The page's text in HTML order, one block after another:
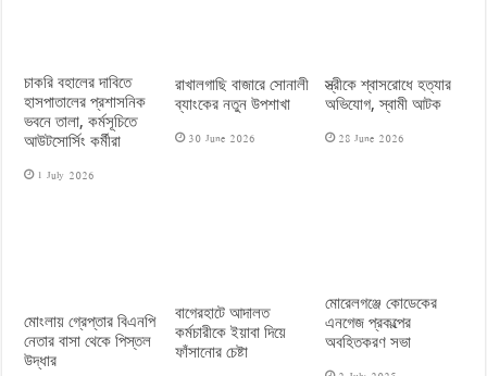
চাকরি বহালের দাবিতে
হাসপাতালের প্রশাসনিক
ভবনে তালা, কর্মসূচিতে
আউটসোর্সিং কর্মীরা
1 July 2026
রাখালগাছি বাজারে সোনালী
ব্যাংকের নতুন উপশাখা
30 June 2026
স্ত্রীকে শ্বাসরোধে হত্যার
অভিযোগ, স্বামী আটক
28 June 2026
মোংলায় গ্রেপ্তার বিএনপি
নেতার বাসা থেকে পিস্তল
উদ্ধার
বাগেরহাটে আদালত
কর্মচারীকে ইয়াবা দিয়ে
ফাঁসানোর চেষ্টা
মোরেলগঞ্জে কোডেকের
এনগেজ প্রকল্পের
অবহিতকরণ সভা